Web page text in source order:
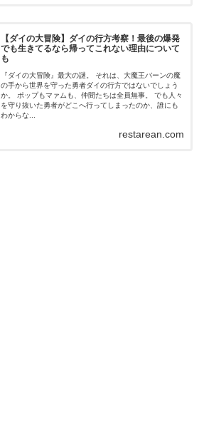
【ダイの大冒険】ダイの行方考察！最後の爆発
でも生きてるなら帰ってこれない理由について
も
『ダイの大冒険』最大の謎。 それは、大魔王バーンの魔
の手から世界を守った勇者ダイの行方ではないでしょう
か。 ポップもマァムも、仲間たちは全員無事。 でも人々
を守り抜いた勇者がどこへ行ってしまったのか、誰にも
わからな...
restarean.com